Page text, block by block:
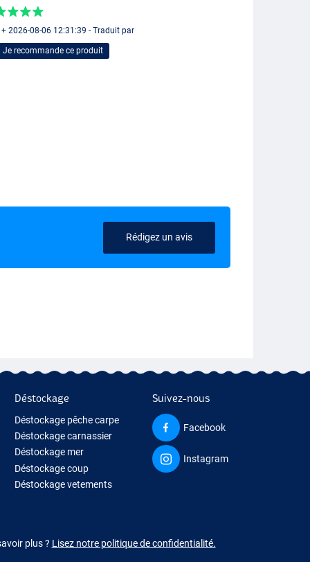
2026-08-06 12:31:39 - Traduit par
Je recommande ce produit
Rédigez un avis
Déstockage
Déstockage pêche carpe
Déstockage carnassier
Déstockage mer
Déstockage coup
Déstockage vetements
Suivez-nous
Facebook
Instagram
plus ? Lisez notre politique de confidentialité.